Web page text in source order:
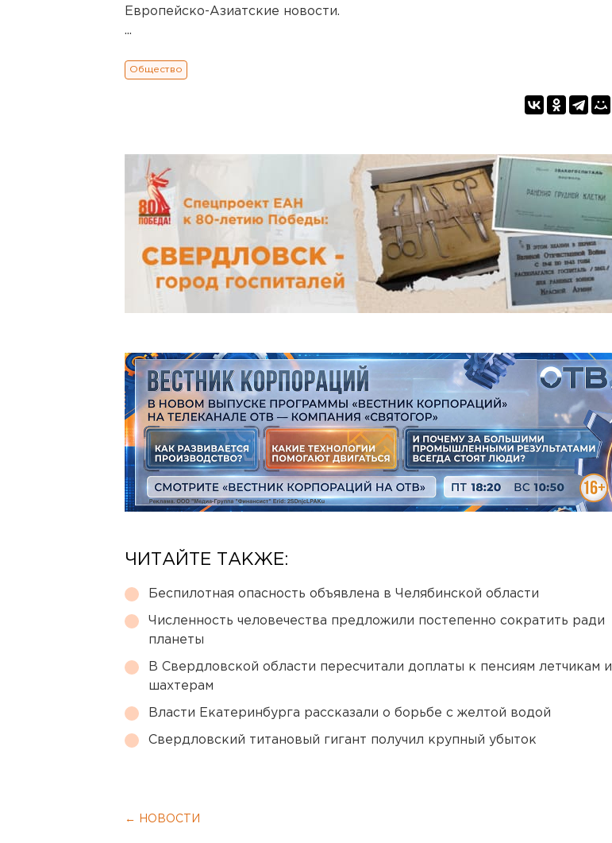
Европейско-Азиатские новости.
...
Общество
ЧИТАЙТЕ ТАКЖЕ:
Беспилотная опасность объявлена в Челябинской области
Численность человечества предложили постепенно сократить ради
планеты
В Свердловской области пересчитали доплаты к пенсиям летчикам и
шахтерам
Власти Екатеринбурга рассказали о борьбе с желтой водой
Свердловский титановый гигант получил крупный убыток
← НОВОСТИ